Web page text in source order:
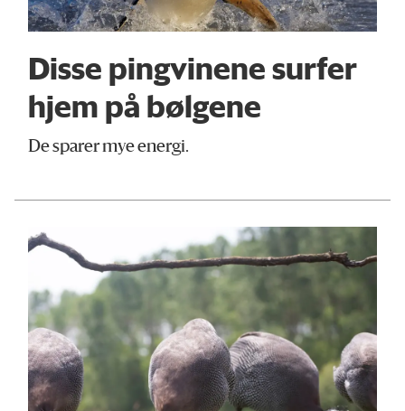
Disse pingvinene surfer
hjem på bølgene
De sparer mye energi.